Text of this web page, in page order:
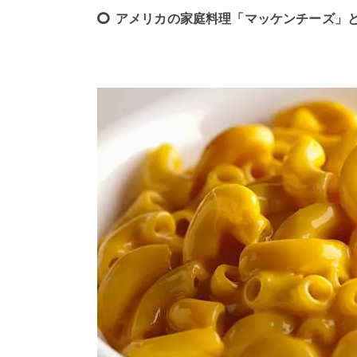
アメリカの家庭料理「マッケンチーズ」